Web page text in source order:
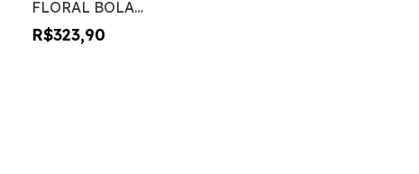
FLORAL BOLA
20 com rede -
caixa com 6
R$323,90